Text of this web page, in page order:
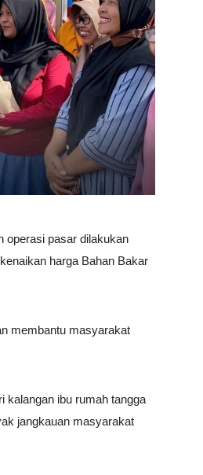
operasi pasar dilakukan
harga Bahan Bakar
membantu masyarakat
kalangan ibu rumah tangga
jangkauan masyarakat